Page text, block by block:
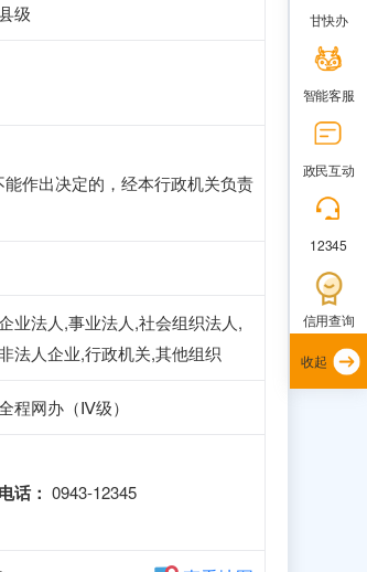
级
作出决定的，经本行政机关负责
业法人,事业法人,社会组织法人,
法人企业,行政机关,其他组织
程网办（Ⅳ级）
电话： 0943-12345
甘快办
智能客服
政民互动
12345
信用查询
收起